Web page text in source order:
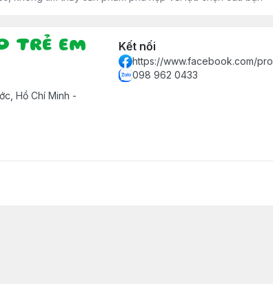
TRẺ EM
Hồ Chí Minh -
Kết nối
https://www.facebook.com/
098 962 0433